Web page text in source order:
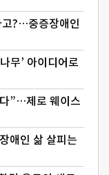
고?…중증장애인
무’ 아이디어로
”…제로 웨이스
애인 삶 살피는